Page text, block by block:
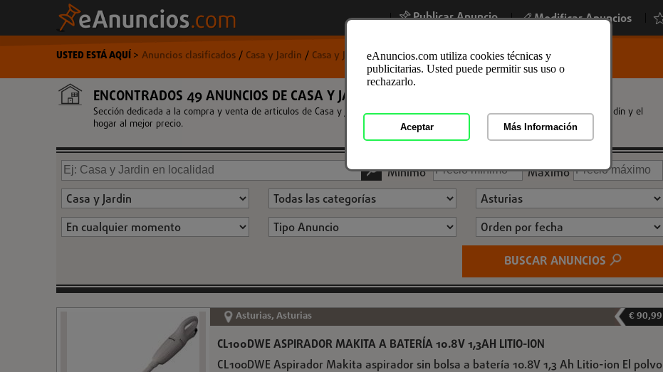
| Publicar Anuncio | Modificar Anuncios
USTED ESTÁ AQUÍ> Anuncios clasificados/ Casa y Jardin / Casa y Jardin en Asturias
ENCONTRADOS 49 ANUNCIOS DE CASA Y JARDIN EN ASTURIAS
Sección dedicada a la compra y venta de articulos de Casa y Jardin en Asturias de segunda mano, ocasion y nuevos para el jardín y el
hogar al mejor precio.
Mínimo Máximo
BUSCAR ANUNCIOS
Asturias, Asturias € 90,99
CL100DWE ASPIRADOR MAKITA A BATERÍA 10.8V 1,3AH LITIO-ION
CL100DWE Aspirador Makita aspirador sin bolsa a batería 10.8V 1,3 Ah Litio-ion El polvo
eAnuncios.com utiliza cookies técnicas y
publicitarias. Usted puede permitir sus uso o
rechazarlo.
Aceptar Más Información